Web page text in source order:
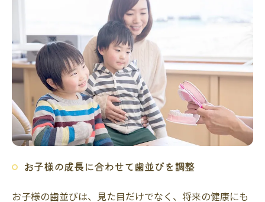
お子様の成長に合わせて歯並びを調整
お子様の歯並びは、見た目だけでなく、将来の健康にも